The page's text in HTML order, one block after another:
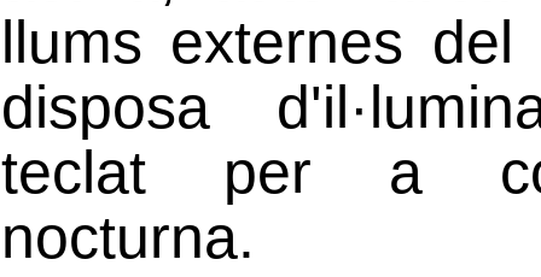
llums externes del
disposa
teclat per a
nocturna.